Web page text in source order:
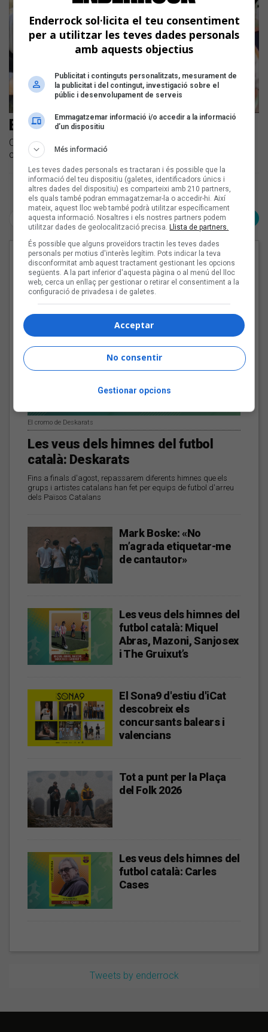
El repertori del coronavirus #23
Cada dia us oferim un recull d'algunes de les cançons
contra el confinament que pengen els artistes catalans
Pàgina 1 de 1
< Anterior Següent >
EN PORTADA
El cromo de Deskarats
Les veus dels himnes del futbol
català: Deskarats
Fins a finals d'agost, repassarem diferents himnes que els
grups i artistes catalans han fet per equips de futbol d'arreu
dels Països Catalans
Mark Boske: «No
m’agrada etiquetar-me
de cantautor»
Les veus dels himnes del
futbol català: Miquel
Abras, Mazoni, Sanjosex
i The Gruixut’s
El Sona9 d'estiu d'iCat
descobreix els
concursants balears i
valencians
Tot a punt per la Plaça
del Folk 2026
Les veus dels himnes del
futbol català: Carles
Cases
Tweets by enderrock
Enderrock sol·licita el teu consentiment
per a utilitzar les teves dades personals
amb aquests objectius
Publicitat i continguts personalitzats, mesurament de
la publicitat i del contingut, investigació sobre el
públic i desenvolupament de serveis
Emmagatzemar informació i/o accedir a la informació
d’un dispositiu
Més informació
Les teves dades personals es tractaran i és possible que la
informació del teu dispositiu (galetes, identificadors únics i
altres dades del dispositiu) es comparteixi amb 210 partners,
els quals també podran emmagatzemar-la o accedir-hi. Així
mateix, aquest lloc web també podrà utilitzar específicament
aquesta informació. Nosaltres i els nostres partners podem
utilitzar dades de geolocalització precisa. Llista de partners.
És possible que alguns proveïdors tractin les teves dades
personals per motius d'interès legítim. Pots indicar la teva
disconformitat amb aquest tractament gestionant les opcions
següents. A la part inferior d'aquesta pàgina o al menú del lloc
web, cerca un enllaç per gestionar o retirar el consentiment a la
configuració de privadesa i de galetes.
Acceptar
No consentir
Gestionar opcions